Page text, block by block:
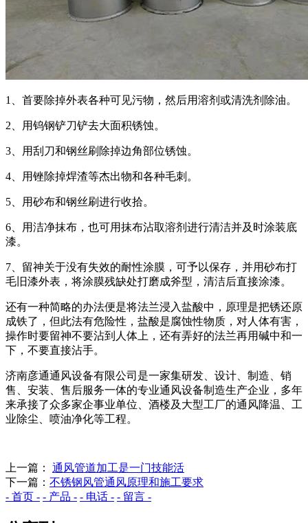
1、首要除掉外表各种可见污物，然后用溶剂或清洗剂除油。
2、用钨钢铲刀铲去大面积锈蚀。
3、用刮刀和钢丝刷除掉边角部位锈蚀。
4、用锉除掉焊渣等杰出物和各种毛刺。
5、用砂布和钢丝刷进行收拾。
6、用洁净抹布，也可用抹布沾取溶剂进行清洁并及时涂装底
漆。
7、留神关于没有失效的耐性涂膜，可予以保存，并用砂布打
毛旧漆外表，将涂膜残缺处打磨成斧型，清洁后直接涂漆。
还有一种简略的办法便是将法兰浸入盐酸中，原理是把锈还原
成铁了，但此法有危险性，盐酸是腐蚀性物质，对人体有害，
操作时要留神不要沾到人体上，还有弄好的法兰再用碱中和一
下，不要直接沾手。
济南彦通通风设备有限公司是一家集研发、设计、制造、销
售、安装、售后服务一体的专业通风设备制造生产企业，多年
来承接了众多家企事业单位、酒楼及大型工厂的通风降温、工
业除尘、喷油净化等工程。
上一篇：
通风管道加工是一门技能活
下一篇： 不锈钢风管通风原理和施工要求
- 首页 - - 产品 - - 电话 - - 留言 -